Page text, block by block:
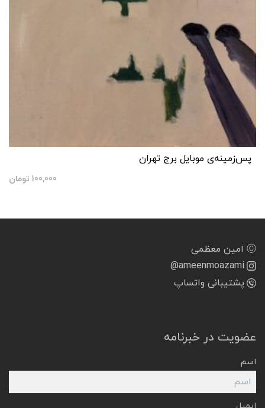
پس‌زمینه‌ی موبایل برج تهران
100,000 تومان
Ⓒ امین معظمی
@ameenmoazami
پشتیبانی واتساپ
عضویت در خبرنامه
اسم